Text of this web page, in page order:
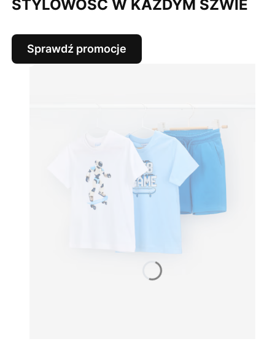
STYLOWOŚĆ W KAŻDYM SZWIE
Sprawdź promocje